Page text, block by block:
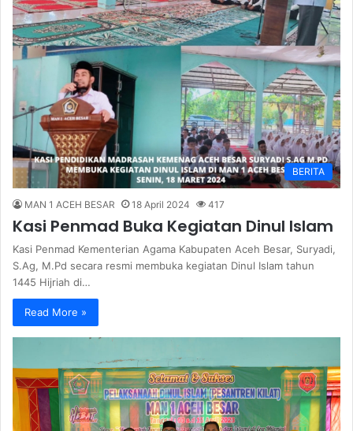
BERITA
MAN 1 ACEH BESAR 18 April 2024 417
Kasi Penmad Buka Kegiatan Dinul Islam
Kasi Penmad Kementerian Agama Kabupaten Aceh Besar, Suryadi,
S.Ag, M.Pd secara resmi membuka kegiatan Dinul Islam tahun
1445 Hijriah di…
Read More »